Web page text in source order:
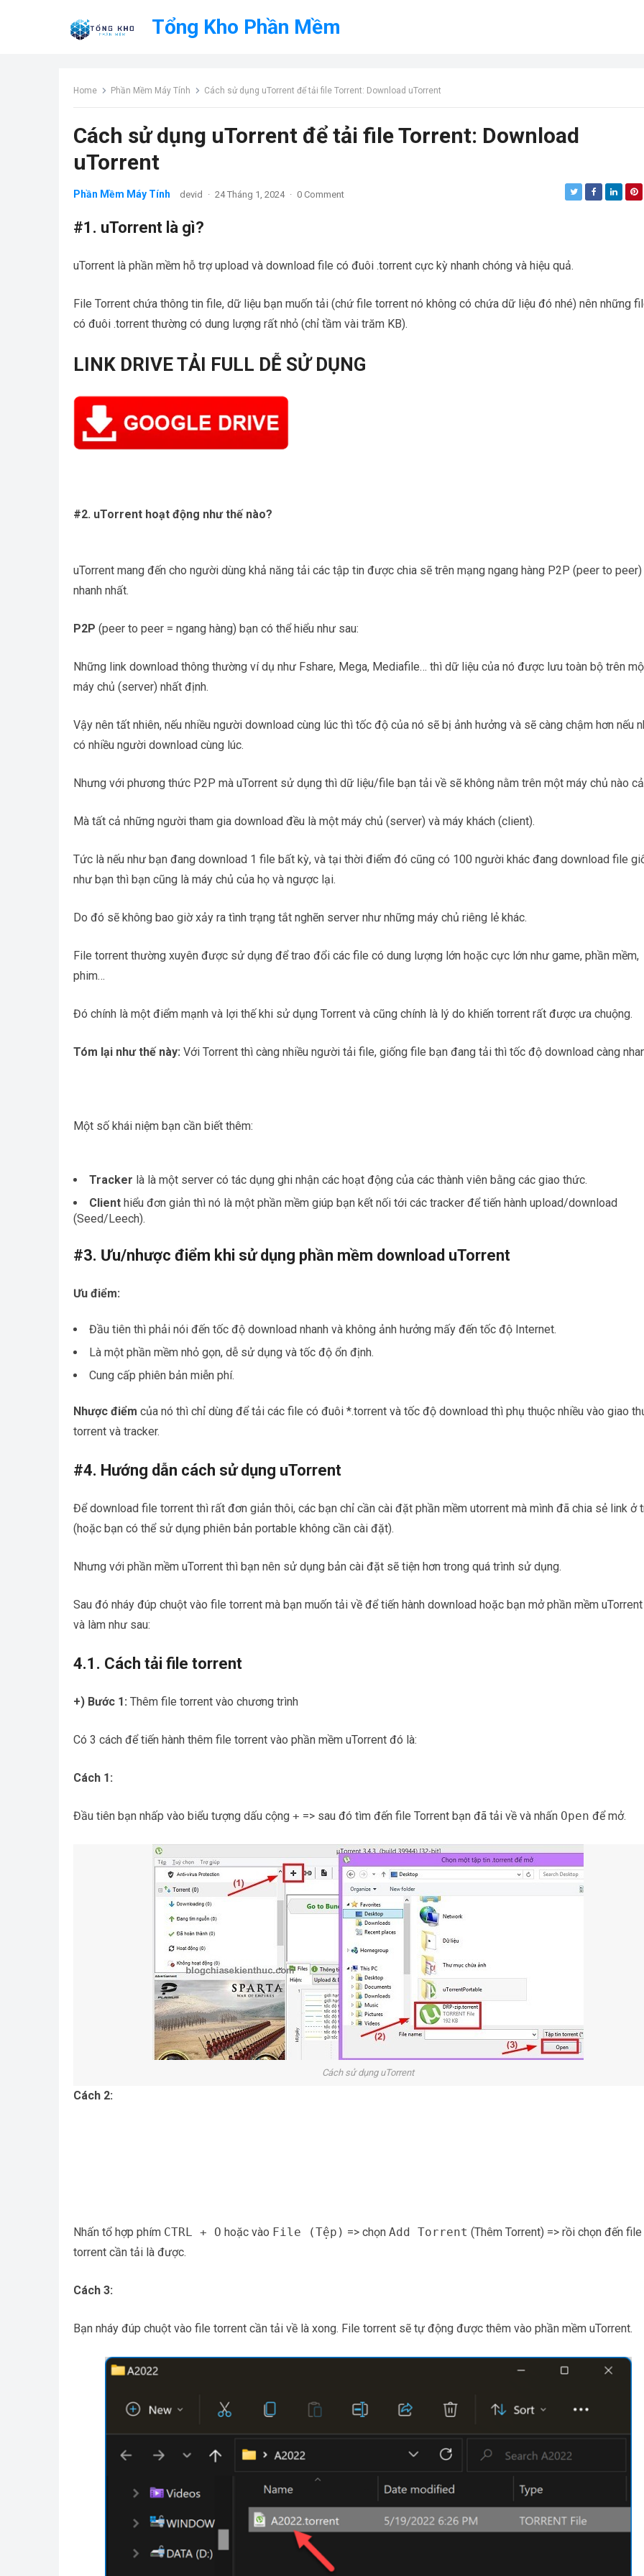
Tổng Kho Phần Mềm
Home Phần Mềm Máy Tính Cách sử dụng uTorrent để tải file Torrent: Download uTorrent
Cách sử dụng uTorrent để tải file Torrent: Download
uTorrent
Phần Mềm Máy Tính devid · 24 Tháng 1, 2024 · 0 Comment
#1. uTorrent là gì?
uTorrent là phần mềm hỗ trợ upload và download file có đuôi .torrent cực kỳ nhanh chóng và hiệu quả.
File Torrent chứa thông tin file, dữ liệu bạn muốn tải (chứ file torrent nó không có chứa dữ liệu đó nhé) nên những
có đuôi .torrent thường có dung lượng rất nhỏ (chỉ tầm vài trăm KB).
LINK DRIVE TẢI FULL DỄ SỬ DỤNG
#2. uTorrent hoạt động như thế nào?
uTorrent mang đến cho người dùng khả năng tải các tập tin được chia sẽ trên mạng ngang hàng P2P (peer to peer)
nhanh nhất.
P2P (peer to peer = ngang hàng) bạn có thể hiểu như sau:
Những link download thông thường ví dụ như Fshare, Mega, Mediafile… thì dữ liệu của nó được lưu toàn bộ trên
máy chủ (server) nhất định.
Vậy nên tất nhiên, nếu nhiều người download cùng lúc thì tốc độ của nó sẽ bị ảnh hưởng và sẽ càng chậm hơn nếu
có nhiều người download cùng lúc.
Nhưng với phương thức P2P mà uTorrent sử dụng thì dữ liệu/file bạn tải về sẽ không nằm trên một máy chủ nào
Mà tất cả những người tham gia download đều là một máy chủ (server) và máy khách (client).
Tức là nếu như bạn đang download 1 file bất kỳ, và tại thời điểm đó cũng có 100 người khác đang download file
như bạn thì bạn cũng là máy chủ của họ và ngược lại.
Do đó sẽ không bao giờ xảy ra tình trạng tắt nghẽn server như những máy chủ riêng lẻ khác.
File torrent thường xuyên được sử dụng để trao đổi các file có dung lượng lớn hoặc cực lớn như game, phần mềm,
phim…
Đó chính là một điểm mạnh và lợi thế khi sử dụng Torrent và cũng chính là lý do khiến torrent rất được ưa chuộng.
Tóm lại như thế này: Với Torrent thì càng nhiều người tải file, giống file bạn đang tải thì tốc độ download càng
Một số khái niệm bạn cần biết thêm:
Tracker là là một server có tác dụng ghi nhận các hoạt động của các thành viên bằng các giao thức.
Client hiểu đơn giản thì nó là một phần mềm giúp bạn kết nối tới các tracker để tiến hành upload/download
(Seed/Leech).
#3. Ưu/nhược điểm khi sử dụng phần mềm download uTorrent
Ưu điểm:
Đầu tiên thì phải nói đến tốc độ download nhanh và không ảnh hưởng mấy đến tốc độ Internet.
Là một phần mềm nhỏ gọn, dễ sử dụng và tốc độ ổn định.
Cung cấp phiên bản miễn phí.
Nhược điểm của nó thì chỉ dùng để tải các file có đuôi *.torrent và tốc độ download thì phụ thuộc nhiều vào giao
torrent và tracker.
#4. Hướng dẫn cách sử dụng uTorrent
Để download file torrent thì rất đơn giản thôi, các bạn chỉ cần cài đặt phần mềm utorrent mà mình đã chia sẻ link ở
(hoặc bạn có thể sử dụng phiên bản portable không cần cài đặt).
Nhưng với phần mềm uTorrent thì bạn nên sử dụng bản cài đặt sẽ tiện hơn trong quá trình sử dụng.
Sau đó nháy đúp chuột vào file torrent mà bạn muốn tải về để tiến hành download hoặc bạn mở phần mềm
và làm như sau:
4.1. Cách tải file torrent
+) Bước 1: Thêm file torrent vào chương trình
Có 3 cách để tiến hành thêm file torrent vào phần mềm uTorrent đó là:
Cách 1:
Đầu tiên bạn nhấp vào biểu tượng dấu cộng + => sau đó tìm đến file Torrent bạn đã tải về và nhấn Open để mở.
Cách sử dụng uTorrent
Cách 2:
Nhấn tổ hợp phím CTRL + O hoặc vào File (Tệp) => chọn Add Torrent (Thêm Torrent) => rồi chọn đến file
torrent cần tải là được.
Cách 3:
Bạn nháy đúp chuột vào file torrent cần tải về là xong. File torrent sẽ tự động được thêm vào phần mềm uTorrent.